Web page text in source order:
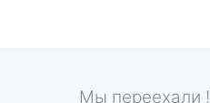
Мы переехали